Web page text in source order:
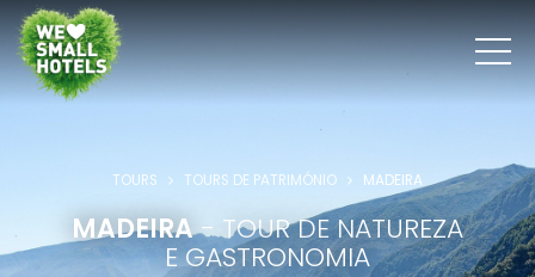
TOURS TOURS DE PATRIMÓNIO MADEIRA
MADEIRA- TOUR DE NATUREZA
E GASTRONOMIA